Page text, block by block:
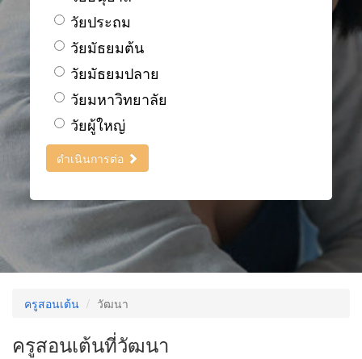
วัยประถม
วัยมัธยมต้น
วัยมัธยมปลาย
วัยมหาวิทยาลัย
วัยผู้ใหญ่
ดำเนินการต่อ
ครูสอนเต้น วัฒนา
ครูสอนเต้นที่วัฒนา